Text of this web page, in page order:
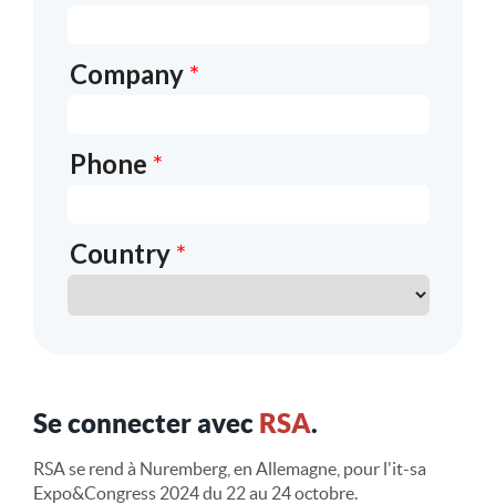
Se connecter avec RSA.
RSA se rend à Nuremberg, en Allemagne, pour l'it-sa
Expo&Congress 2024 du 22 au 24 octobre.